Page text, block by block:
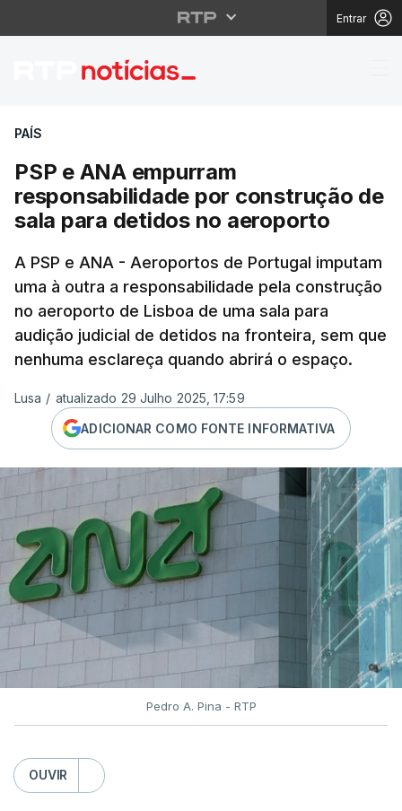
Entrar
PSP e ANA
PAÍS
PSP e ANA empurram
responsabilidade por construção de
sala para detidos no aeroporto
A PSP e ANA - Aeroportos de Portugal imputam
uma à outra a responsabilidade pela construção
no aeroporto de Lisboa de uma sala para
audição judicial de detidos na fronteira, sem que
nenhuma esclareça quando abrirá o espaço.
Lusa / atualizado 29 Julho 2025, 17:59
ADICIONAR COMO FONTE INFORMATIVA
Pedro A. Pina - RTP
OUVIR